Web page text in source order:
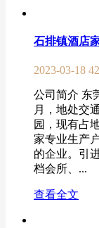
石排镇酒店
2023-03-18
公司简介 东
月，地处交
园，现有占
家专业生产
的企业。引
档会所、...
查看全文